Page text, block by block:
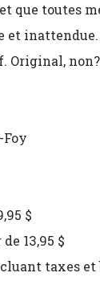
que toutes
et
Original,
$
13,95 $
taxes et